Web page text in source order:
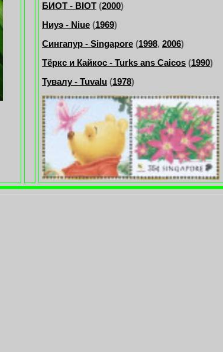
БИОТ - BIOT (2000)
Ниуэ - Niue (1969)
Сингапур - Singapore (1998, 2006)
Тёркс и Кайкос - Turks ans Caicos (1990)
Тувалу - Tuvalu (1978)